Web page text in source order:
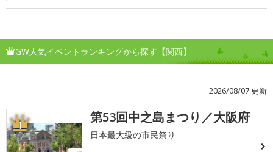
GW人気イベントランキングから探す【関西】
2026/08/07 更新
1 第53回中之島まつり／大阪府
日本最大級の市民祭り